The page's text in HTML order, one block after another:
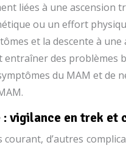
liées à une ascension
ou un effort
et la descente à
des problèmes
du MAM et de
vigilance en trek et
d’autres